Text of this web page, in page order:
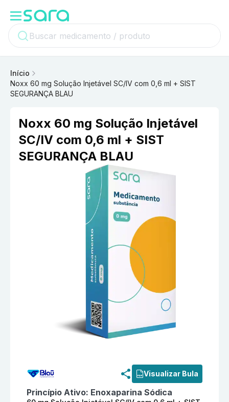
Início
Noxx 60 mg Solução Injetável SC/IV com 0,6 ml + SIST
SEGURANÇA BLAU
Noxx 60 mg Solução Injetável
SC/IV com 0,6 ml + SIST
SEGURANÇA BLAU
Visualizar Bula
Princípio Ativo: Enoxaparina Sódica